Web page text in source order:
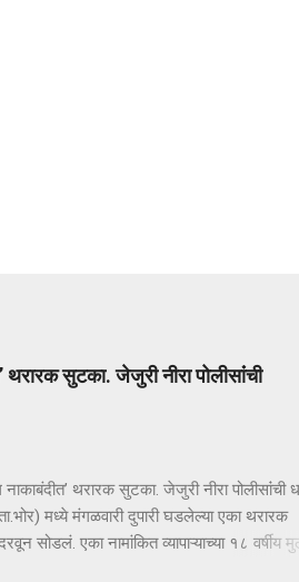
सुटका. जेजुरी नीरा पोलीसांंची
थरारक सुटका. जेजुरी नीरा पोलीसांंची
मध्ये मंगळवारी दुपारी घडलेल्या एका थरारक
सोडलं. एका नामांकित व्यापाऱ्याच्या १८ वर्षीय